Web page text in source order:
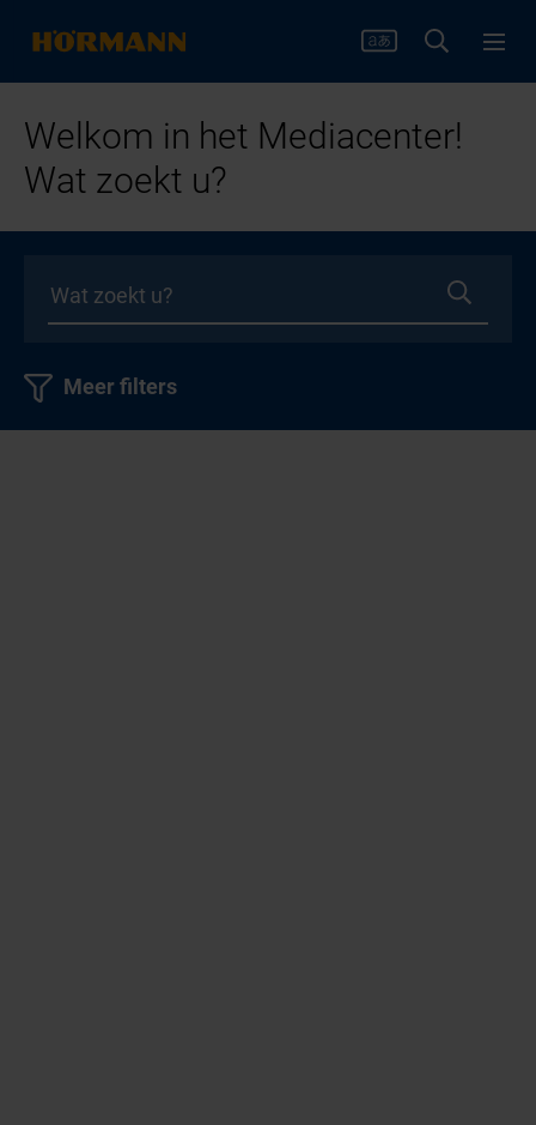
Welkom in het Mediacenter!
Wat zoekt u?
Meer filters